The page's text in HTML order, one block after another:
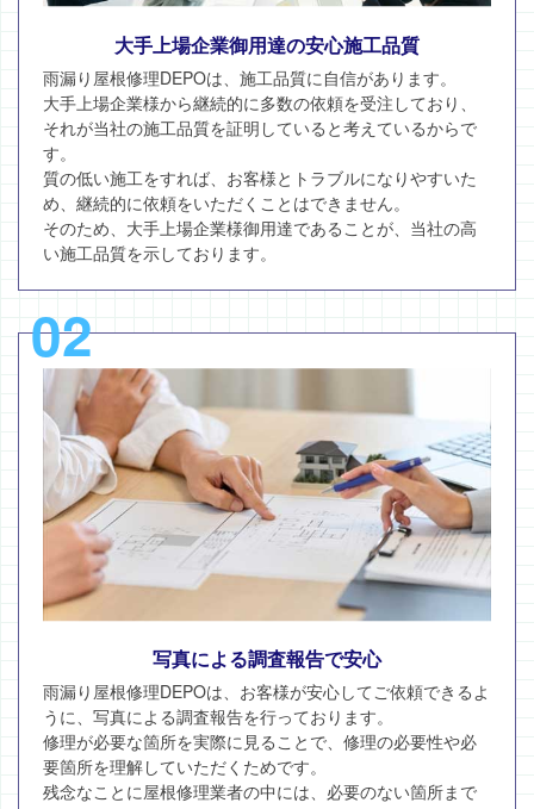
大手上場企業御用達の安心施工品質
雨漏り屋根修理DEPOは、施工品質に自信があります。
大手上場企業様から継続的に多数の依頼を受注しており、
それが当社の施工品質を証明していると考えているからで
す。
質の低い施工をすれば、お客様とトラブルになりやすいた
め、継続的に依頼をいただくことはできません。
そのため、大手上場企業様御用達であることが、当社の高
い施工品質を示しております。
02
写真による調査報告で安心
雨漏り屋根修理DEPOは、お客様が安心してご依頼できるよ
うに、写真による調査報告を行っております。
修理が必要な箇所を実際に見ることで、修理の必要性や必
要箇所を理解していただくためです。
残念なことに屋根修理業者の中には、必要のない箇所まで